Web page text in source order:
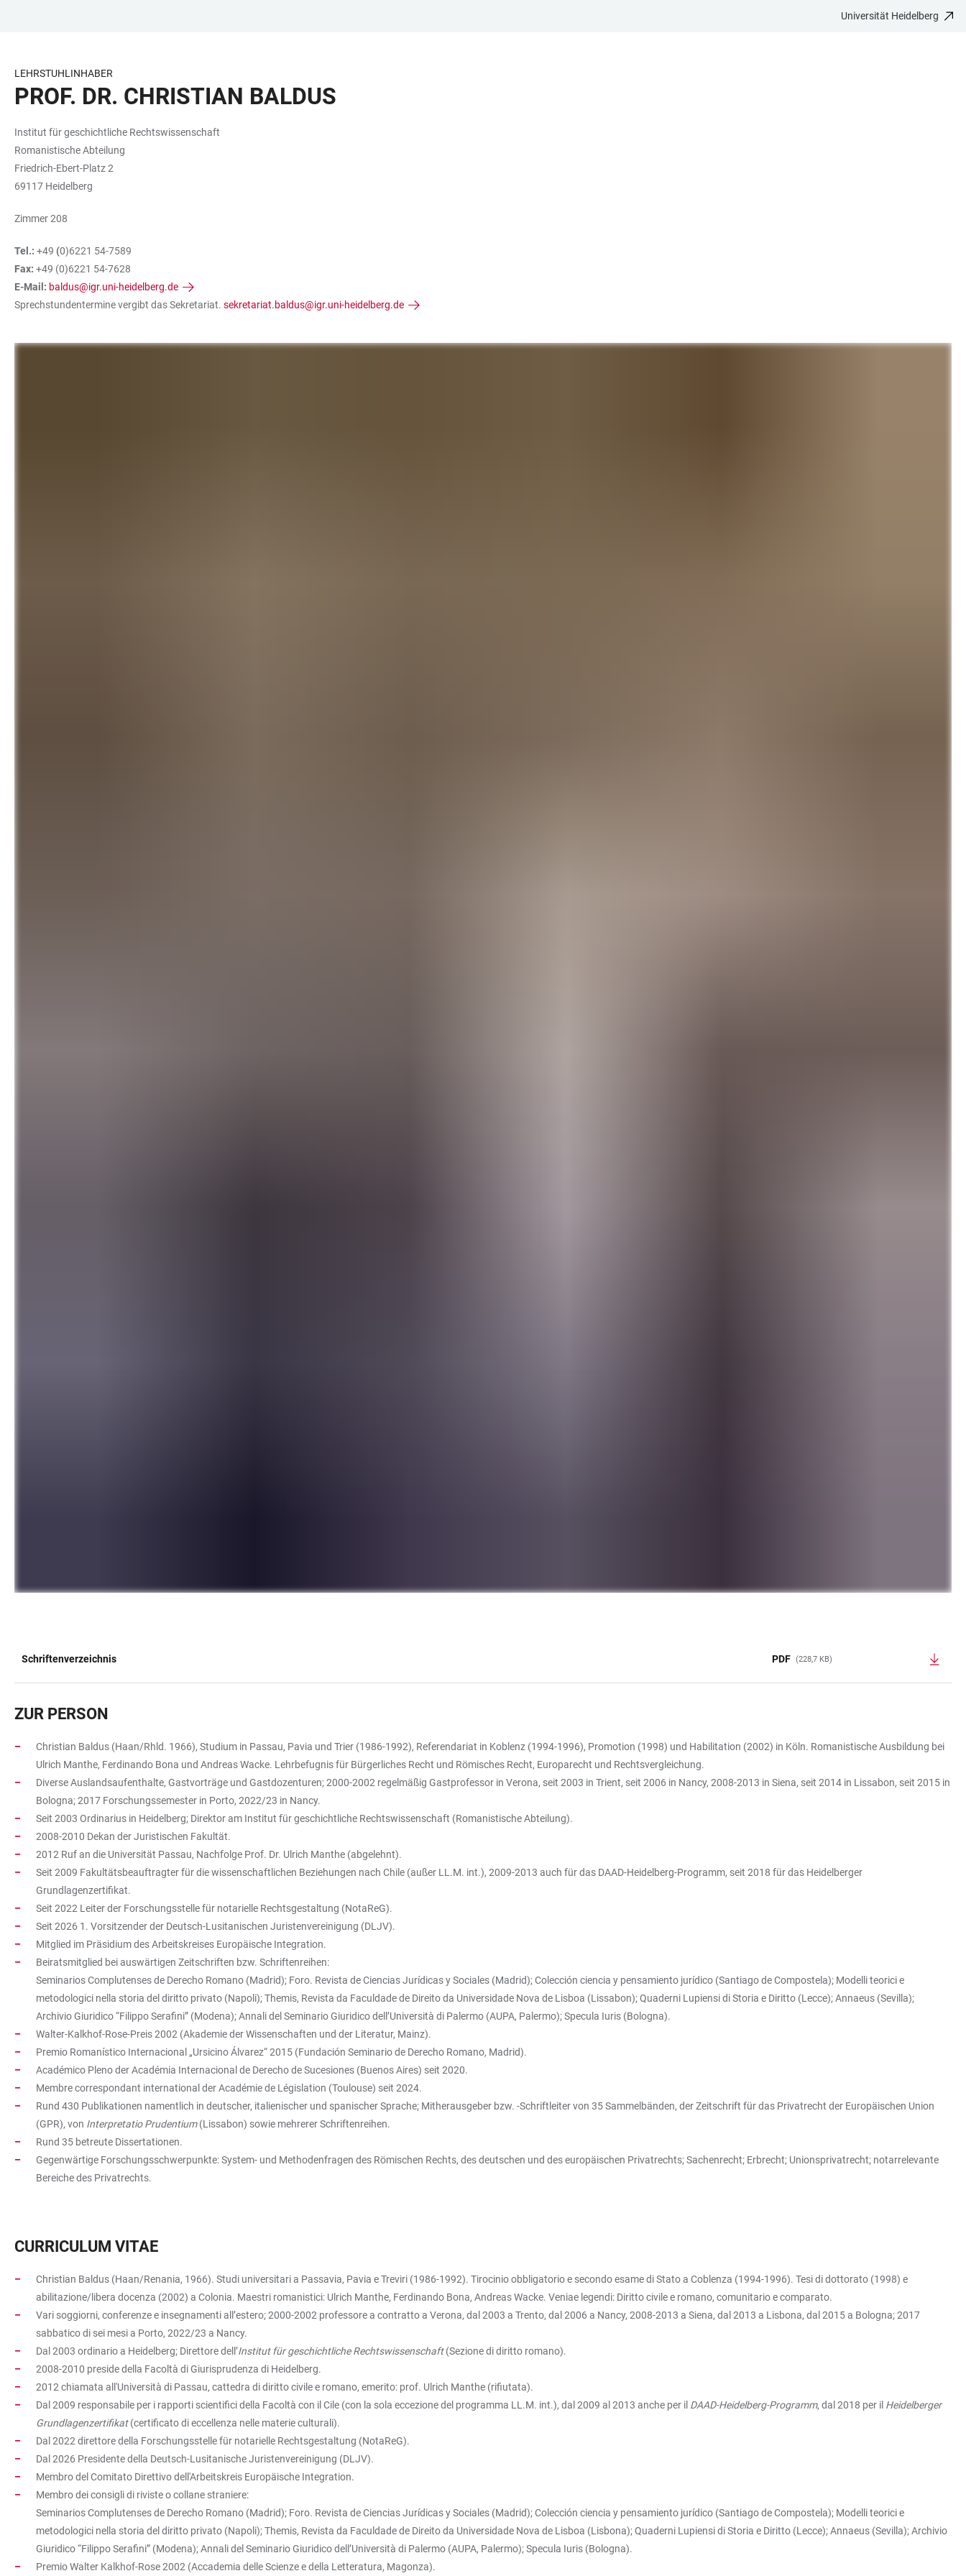
BARRIEREFREIHEIT
Universität Heidelberg
LEHRSTUHLINHABER
PROF. DR. CHRISTIAN BALDUS
Institut für geschichtliche Rechtswissenschaft
Romanistische Abteilung
Friedrich-Ebert-Platz 2
69117 Heidelberg
Zimmer 208
Tel.: +49 (0)6221 54-7589
Fax: +49 (0)6221 54-7628
E-Mail: baldus@igr.uni-heidelberg.de
Sprechstundentermine vergibt das Sekretariat. sekretariat.baldus@igr.uni-heidelberg.de
Schriftenverzeichnis PDF (228,7 KB)
ZUR PERSON
Christian Baldus (Haan/Rhld. 1966), Studium in Passau, Pavia und Trier (1986-1992), Referendariat in Koblenz (1994-1996), Promotion (1998) und Habilitation (2002) in Köln. Romanistische Ausbildung bei
Ulrich Manthe, Ferdinando Bona und Andreas Wacke. Lehrbefugnis für Bürgerliches Recht und Römisches Recht, Europarecht und Rechtsvergleichung.
Diverse Auslandsaufenthalte, Gastvorträge und Gastdozenturen; 2000-2002 regelmäßig Gastprofessor in Verona, seit 2003 in Trient, seit 2006 in Nancy, 2008-2013 in Siena, seit 2014 in Lissabon, seit 2015 in
Bologna; 2017 Forschungssemester in Porto, 2022/23 in Nancy.
Seit 2003 Ordinarius in Heidelberg; Direktor am Institut für geschichtliche Rechtswissenschaft (Romanistische Abteilung).
2008-2010 Dekan der Juristischen Fakultät.
2012 Ruf an die Universität Passau, Nachfolge Prof. Dr. Ulrich Manthe (abgelehnt).
Seit 2009 Fakultätsbeauftragter für die wissenschaftlichen Beziehungen nach Chile (außer LL.M. int.), 2009-2013 auch für das DAAD-Heidelberg-Programm, seit 2018 für das Heidelberger
Grundlagenzertifikat.
Seit 2022 Leiter der Forschungsstelle für notarielle Rechtsgestaltung (NotaReG).
Seit 2026 1. Vorsitzender der Deutsch-Lusitanischen Juristenvereinigung (DLJV).
Mitglied im Präsidium des Arbeitskreises Europäische Integration.
Beiratsmitglied bei auswärtigen Zeitschriften bzw. Schriftenreihen:
Seminarios Complutenses de Derecho Romano (Madrid); Foro. Revista de Ciencias Jurídicas y Sociales (Madrid); Colección ciencia y pensamiento jurídico (Santiago de Compostela); Modelli teorici e
metodologici nella storia del diritto privato (Napoli); Themis, Revista da Faculdade de Direito da Universidade Nova de Lisboa (Lissabon); Quaderni Lupiensi di Storia e Diritto (Lecce); Annaeus (Sevilla);
Archivio Giuridico “Filippo Serafini” (Modena); Annali del Seminario Giuridico dell’Università di Palermo (AUPA, Palermo); Specula Iuris (Bologna).
Walter-Kalkhof-Rose-Preis 2002 (Akademie der Wissenschaften und der Literatur, Mainz).
Premio Romanístico Internacional „Ursicino Álvarez“ 2015 (Fundación Seminario de Derecho Romano, Madrid).
Académico Pleno der Académia Internacional de Derecho de Sucesiones (Buenos Aires) seit 2020.
Membre correspondant international der Académie de Législation (Toulouse) seit 2024.
Rund 430 Publikationen namentlich in deutscher, italienischer und spanischer Sprache; Mitherausgeber bzw. -Schriftleiter von 35 Sammelbänden, der Zeitschrift für das Privatrecht der Europäischen Union
(GPR), von Interpretatio Prudentium(Lissabon) sowie mehrerer Schriftenreihen.
Rund 35 betreute Dissertationen.
Gegenwärtige Forschungsschwerpunkte: System- und Methodenfragen des Römischen Rechts, des deutschen und des europäischen Privatrechts; Sachenrecht; Erbrecht; Unionsprivatrecht; notarrelevante
Bereiche des Privatrechts.
CURRICULUM VITAE
Christian Baldus (Haan/Renania, 1966). Studi universitari a Passavia, Pavia e Treviri (1986-1992). Tirocinio obbligatorio e secondo esame di Stato a Coblenza (1994-1996). Tesi di dottorato (1998) e
abilitazione/libera docenza (2002) a Colonia. Maestri romanistici: Ulrich Manthe, Ferdinando Bona, Andreas Wacke. Veniae legendi: Diritto civile e romano, comunitario e comparato.
Vari soggiorni, conferenze e insegnamenti all’estero; 2000-2002 professore a contratto a Verona, dal 2003 a Trento, dal 2006 a Nancy, 2008-2013 a Siena, dal 2013 a Lisbona, dal 2015 a Bologna; 2017
sabbatico di sei mesi a Porto, 2022/23 a Nancy.
Dal 2003 ordinario a Heidelberg; Direttore dell’Institut für geschichtliche Rechtswissenschaft(Sezione di diritto romano).
2008-2010 preside della Facoltà di Giurisprudenza di Heidelberg.
2012 chiamata all'Università di Passau, cattedra di diritto civile e romano, emerito: prof. Ulrich Manthe (rifiutata).
Dal 2009 responsabile per i rapporti scientifici della Facoltà con il Cile (con la sola eccezione del programma LL.M. int.), dal 2009 al 2013 anche per il DAAD-Heidelberg-Programm, dal 2018 per il Heidelberger
Grundlagenzertifikat(certificato di eccellenza nelle materie culturali).
Dal 2022 direttore della Forschungsstelle für notarielle Rechtsgestaltung (NotaReG).
Dal 2026 Presidente della Deutsch-Lusitanische Juristenvereinigung (DLJV).
Membro del Comitato Direttivo dell'Arbeitskreis Europäische Integration.
Membro dei consigli di riviste o collane straniere:
Seminarios Complutenses de Derecho Romano (Madrid); Foro. Revista de Ciencias Jurídicas y Sociales (Madrid); Colección ciencia y pensamiento jurídico (Santiago de Compostela); Modelli teorici e
metodologici nella storia del diritto privato (Napoli); Themis, Revista da Faculdade de Direito da Universidade Nova de Lisboa (Lisbona); Quaderni Lupiensi di Storia e Diritto (Lecce); Annaeus (Sevilla); Archivio
Giuridico “Filippo Serafini” (Modena); Annali del Seminario Giuridico dell’Università di Palermo (AUPA, Palermo); Specula Iuris (Bologna).
Premio Walter Kalkhof-Rose 2002 (Accademia delle Scienze e della Letteratura, Magonza).